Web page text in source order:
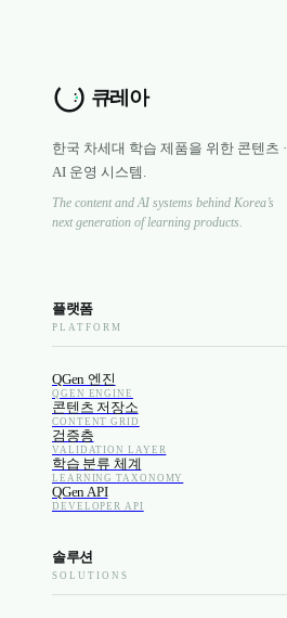
한국 차세대 학습 제품을 위한 콘텐츠 ·
AI 운영 시스템.
The content and AI systems behind Korea’s
next generation of learning products.
플랫폼
PLATFORM
QGen 엔진
QGEN ENGINE
콘텐츠 저장소
CONTENT GRID
검증층
VALIDATION LAYER
학습 분류 체계
LEARNING TAXONOMY
QGen API
DEVELOPER API
솔루션
SOLUTIONS